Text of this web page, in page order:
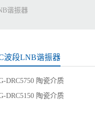
谐振器
波段LNB谐振器
DRC5750 陶瓷介质
DRC5150 陶瓷介质